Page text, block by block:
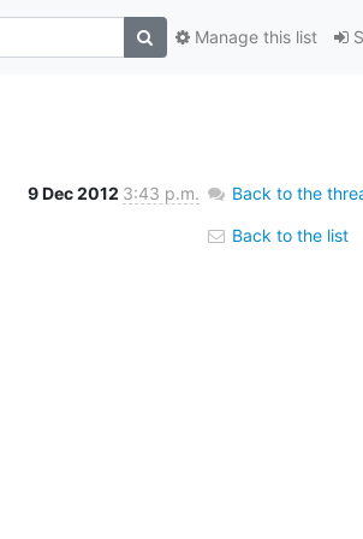
Manage this list
9 Dec 2012 3:43 p.m. Back to the
Back to the list